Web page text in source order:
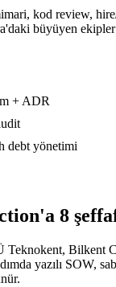
kod review,
büyüyen
+ ADR
debt yönetimi
8
Bilkent
yazılı SOW,